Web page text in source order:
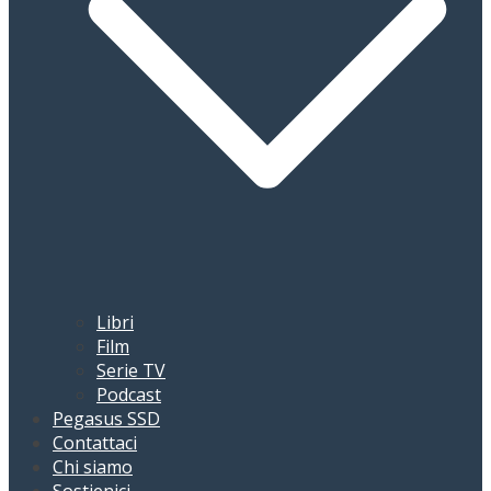
Libri
Film
Serie TV
Podcast
Pegasus SSD
Contattaci
Chi siamo